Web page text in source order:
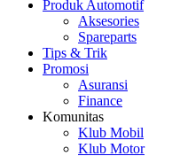
Produk Automotif
Aksesories
Spareparts
Tips & Trik
Promosi
Asuransi
Finance
Komunitas
Klub Mobil
Klub Motor